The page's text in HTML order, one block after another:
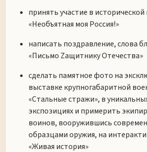
принять участие в
«Необъятная моя Россия!»
написать поздравление, слова
«Письмо Zащитнику Отечества»
сделать памятное фото на
выставке крупногабаритной
«Стальные стражи», в
экспозициях и примерить
воинов, вооружившись
образцами оружия, на
«Живая история»